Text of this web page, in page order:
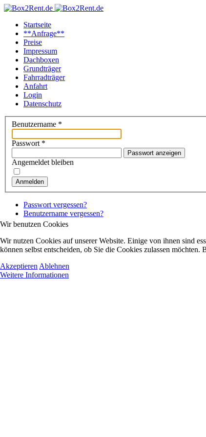
Startseite
**Anfrage**
Preise
Impressum
Dachboxen
Grundträger
Fahrradträger
Anfahrt
Login
Datenschutz
Benutzername *
Passwort *
Passwort anzeigen
Angemeldet bleiben
Anmelden
Passwort vergessen?
Benutzername vergessen?
Wir benutzen Cookies
Wir nutzen Cookies auf unserer Website. Einige von ihnen sind
können selbst entscheiden, ob Sie die Cookies zulassen
Akzeptieren Ablehnen
Weitere Informationen